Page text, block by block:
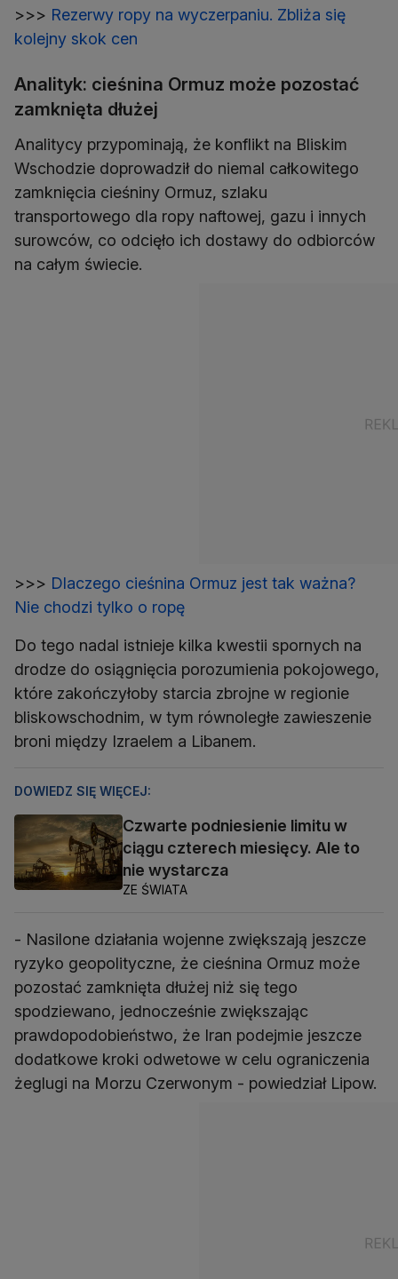
>>> Rezerwy ropy na wyczerpaniu. Zbliża się
kolejny skok cen
Analityk: cieśnina Ormuz może pozostać
zamknięta dłużej
Analitycy przypominają, że konflikt na Bliskim
Wschodzie doprowadził do niemal całkowitego
zamknięcia cieśniny Ormuz, szlaku
transportowego dla ropy naftowej, gazu i innych
surowców, co odcięło ich dostawy do odbiorców
na całym świecie.
>>> Dlaczego cieśnina Ormuz jest tak ważna?
Nie chodzi tylko o ropę
Do tego nadal istnieje kilka kwestii spornych na
drodze do osiągnięcia porozumienia pokojowego,
które zakończyłoby starcia zbrojne w regionie
bliskowschodnim, w tym równoległe zawieszenie
broni między Izraelem a Libanem.
DOWIEDZ SIĘ WIĘCEJ:
Czwarte podniesienie limitu w
ciągu czterech miesięcy. Ale to
nie wystarcza
ZE ŚWIATA
- Nasilone działania wojenne zwiększają jeszcze
ryzyko geopolityczne, że cieśnina Ormuz może
pozostać zamknięta dłużej niż się tego
spodziewano, jednocześnie zwiększając
prawdopodobieństwo, że Iran podejmie jeszcze
dodatkowe kroki odwetowe w celu ograniczenia
żeglugi na Morzu Czerwonym - powiedział Lipow.